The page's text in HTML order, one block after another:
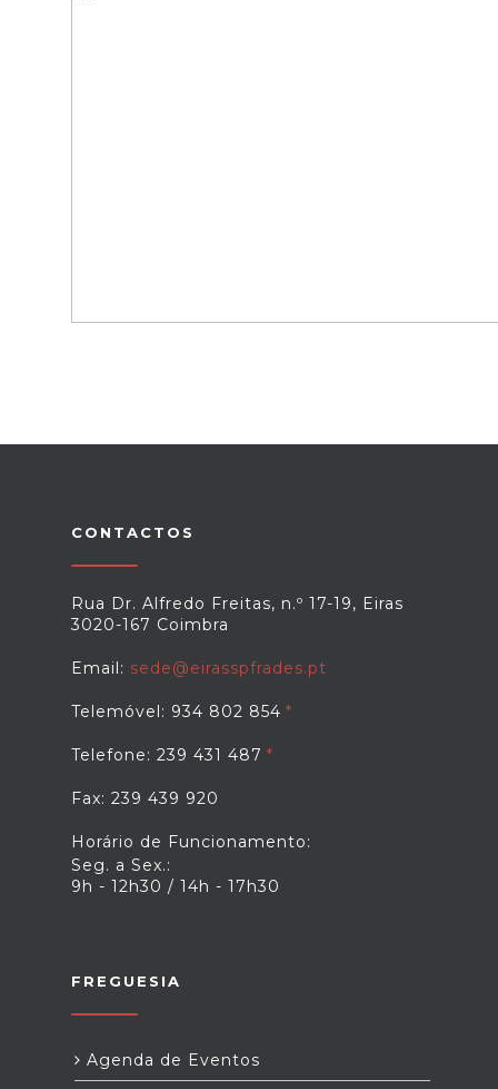
CONTACTOS
Rua Dr. Alfredo Freitas, n.º 17-19, Eiras
3020-167 Coimbra
Email: sede@eirasspfrades.pt
Telemóvel: 934 802 854
Telefone: 239 431 487
Fax: 239 439 920
Horário de Funcionamento:
Seg. a Sex.:
9h - 12h30 / 14h - 17h30
FREGUESIA
Agenda de Eventos